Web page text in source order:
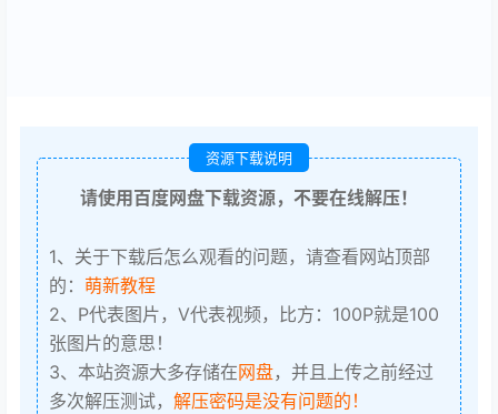
资源下载说明
请使用百度网盘下载资源，不要在线解压！
1、关于下载后怎么观看的问题，请查看网站顶部
的： 萌新教程
2、P代表图片，V代表视频，比方：100P就是100
张图片的意思！
3、本站资源大多存储在网盘，并且上传之前经过
多次解压测试， 解压密码是没有问题的！